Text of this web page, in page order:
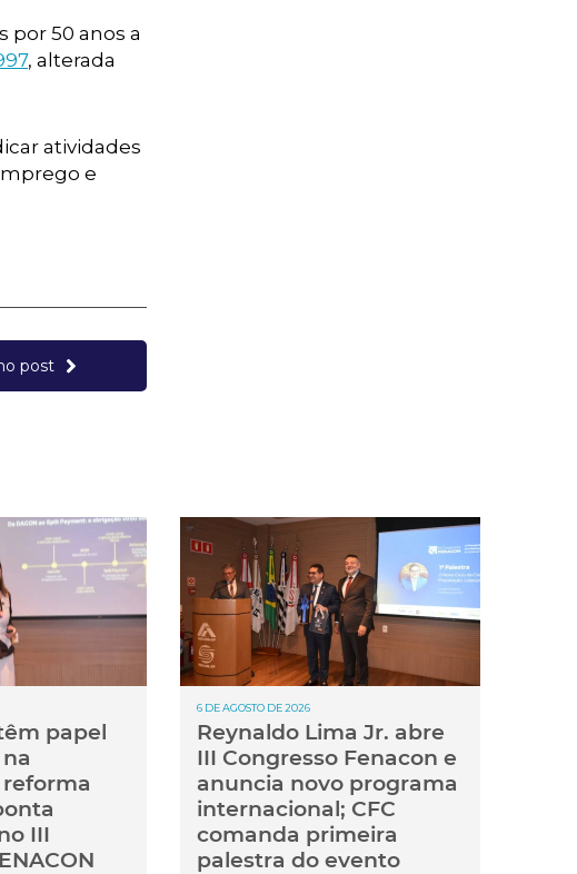
por 50 anos a
, alterada
atividades
e
post
papel
III
6 DE AGOSTO DE 2026
Reynaldo Lima Jr. abre
III Congresso Fenacon e
anuncia novo programa
internacional; CFC
comanda primeira
palestra do evento